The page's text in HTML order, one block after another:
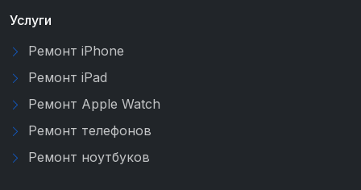
Услуги
Ремонт iPhone
Ремонт iPad
Ремонт Apple Watch
Ремонт телефонов
Ремонт ноутбуков